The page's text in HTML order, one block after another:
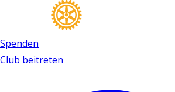
Spenden
Club beitreten